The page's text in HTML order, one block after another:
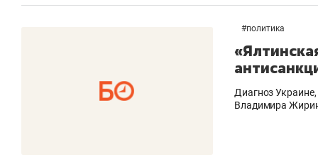
#политика
Диагноз
Владимира